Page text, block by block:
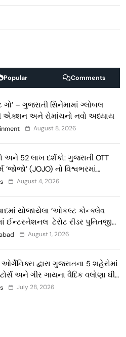
Popular Comments
ગો’ – ગુજરાતી સિનેમામાં ગ્લોબલ
એક્શન અને રોમાંચનો નવો અધ્યાય
August 8, 2026
અને 52 લાખ દર્શકો: ગુજરાતી OTT
‘જોજો’ (JOJO) નો વિશ્વભરમાં
August 4, 2026
યોજાયેલા ‘ઓકલ્ટ કોન્ક્લેવ
ઈન્ટરનેશનલ ટેરોટ રીડર પુનિતજી
ટેરોટ કાર્ડ રીડિંગ અંગે માહિતી આપી
August 1, 2026
દ્વારા ગુજરાતના 5 શહેરોમાં
અને ગીર ગાયના વૈદિક વલોણા ઘી-
સેવાઓ સાથે વ્યાપક વિસ્તરણ
July 28, 2026